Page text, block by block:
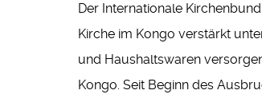
Der Internationale
Kirche im Kongo verstärkt
und Haushaltswaren
Kongo. Seit Beginn des